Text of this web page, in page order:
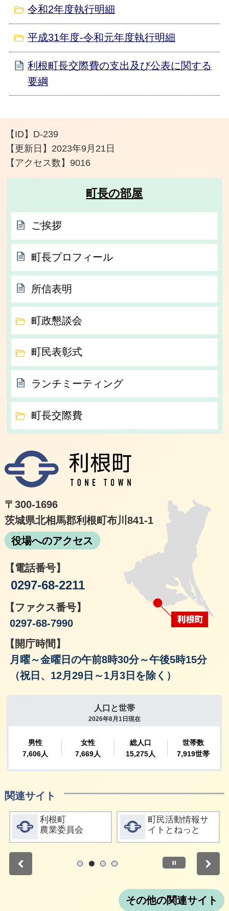
令和2年度執行明細
平成31年度-令和元年度執行明細
利根町長交際費の支出及び公表に関する
要綱
【ID】 D-239
【更新日】 2023年9月21日
【アクセス数】9016
町長の部屋
ご挨拶
町長プロフィール
所信表明
町政懇談会
町民表彰式
ランチミーティング
町長交際費
〒300-1696
茨城県北相馬郡利根町布川841-1
役場へのアクセス
【電話番号】
0297-68-2211
【ファクス番号】
0297-68-7990
【開庁時間】
月曜～金曜日の午前8時30分～午後5時15分
（祝日、12月29日～1月3日を除く）
関連サイト
詳細をみる
利根町
農業委員会
詳細をみる
町民活動情報サ
イトとねっと
停止
その他の関連サイト